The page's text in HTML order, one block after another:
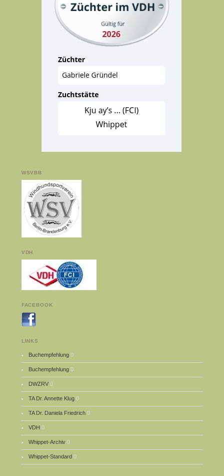
WSVBB
VDH
FACEBOOK
LINKS
Buchempfehlung 0
Buchempfehlung 0
DWZRV 0
TA Dr. Annette Klug 0
TA Dr. Daniela Friedrich 0
VDH 0
Whippet-Archiv 0
Whippet-Standard 0